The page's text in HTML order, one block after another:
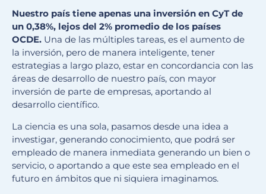
Nuestro país tiene apenas una inversión en CyT de
un 0,38%, lejos del 2% promedio de los países
OCDE. Una de las múltiples tareas, es el aumento de
la inversión, pero de manera inteligente, tener
estrategias a largo plazo, estar en concordancia con las
áreas de desarrollo de nuestro país, con mayor
inversión de parte de empresas, aportando al
desarrollo científico.
La ciencia es una sola, pasamos desde una idea a
investigar, generando conocimiento, que podrá ser
empleado de manera inmediata generando un bien o
servicio, o aportando a que este sea empleado en el
futuro en ámbitos que ni siquiera imaginamos.